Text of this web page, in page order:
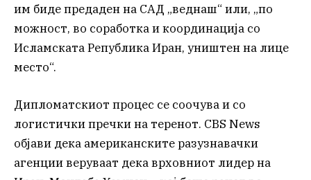
им биде предаден на САД „веднаш“ или, „по
можност, во соработка и координација со
Исламската Република Иран, уништен на лице
место“.
Дипломатскиот процес се соочува и со
логистички пречки на теренот. CBS News
објави дека американските разузнавачки
агенции веруваат дека врховниот лидер на